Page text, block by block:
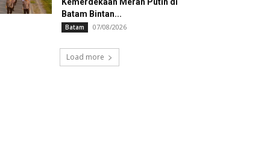
Batam Bintan...
Batam 07/08/2026
Load more